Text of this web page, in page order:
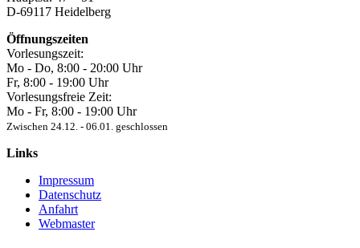
D-69117 Heidelberg
Öffnungszeiten
Vorlesungszeit:
Mo - Do, 8:00 ‐ 20:00 Uhr
Fr, 8:00 ‐ 19:00 Uhr
Vorlesungsfreie Zeit:
Mo - Fr, 8:00 ‐ 19:00 Uhr
Zwischen 24.12. ‐ 06.01. geschlossen
Links
Impressum
Datenschutz
Anfahrt
Webmaster